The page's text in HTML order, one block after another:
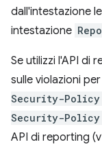
dall'intestazione
intestazione
Se utilizzi l'API di
sulle violazioni
Security-Policy
Security-Policy
API di reporting